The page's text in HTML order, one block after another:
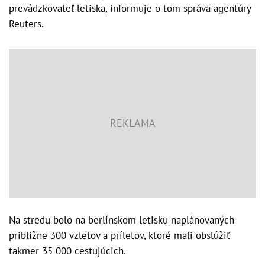
prevádzkovateľ letiska, informuje o tom správa agentúry
Reuters.
Na stredu bolo na berlínskom letisku naplánovaných
približne 300 vzletov a príletov, ktoré mali obslúžiť
takmer 35 000 cestujúcich.